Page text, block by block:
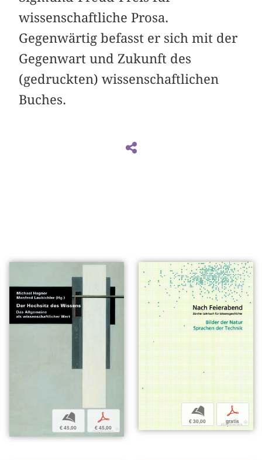
wissenschaftliche Prosa.
Gegenwärtig befasst er sich mit der
Gegenwart und Zukunft des
(gedruckten) wissenschaftlichen
Buches.
b
€ 45,00
p
€ 45,00
b
€ 30,00
p
gratis